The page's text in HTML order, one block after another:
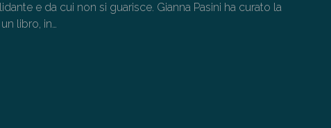
e da cui non si guarisce. Gianna Pasini ha curato la
libro, in…